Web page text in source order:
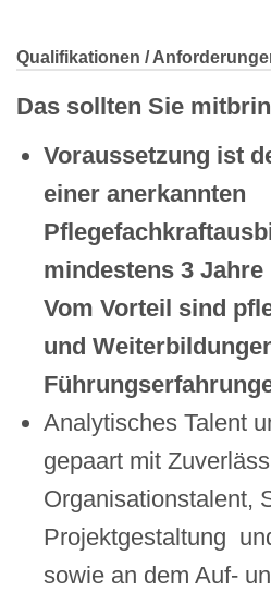
Qualifikationen /
Das sollten Sie
Voraussetzung ist
einer anerkannten
mindestens 3
Vom Vorteil sind
und
Analytisches Talent
gepaart mit
Organisationstalent,
Projektgestaltung
sowie an dem Auf-